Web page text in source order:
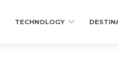
TECHNOLOGY